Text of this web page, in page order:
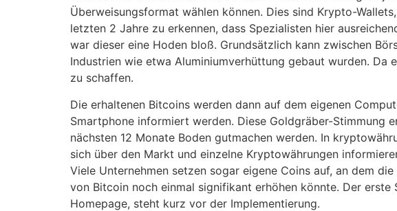
Überweisungsformat wählen können. Dies sind Krypto-
letzten 2 Jahre zu erkennen, dass Spezialisten hier
war dieser eine Hoden bloß. Grundsätzlich kann zwischen
Industrien wie etwa Aluminiumverhüttung gebaut wurden.
zu schaffen.
Die erhaltenen Bitcoins werden dann auf dem eigenen
Smartphone informiert werden. Diese Goldgräber-Stimmung
nächsten 12 Monate Boden gutmachen werden. In
sich über den Markt und einzelne Kryptowährungen
Viele Unternehmen setzen sogar eigene Coins auf, an dem
von Bitcoin noch einmal signifikant erhöhen könnte. Der
Homepage, steht kurz vor der Implementierung.